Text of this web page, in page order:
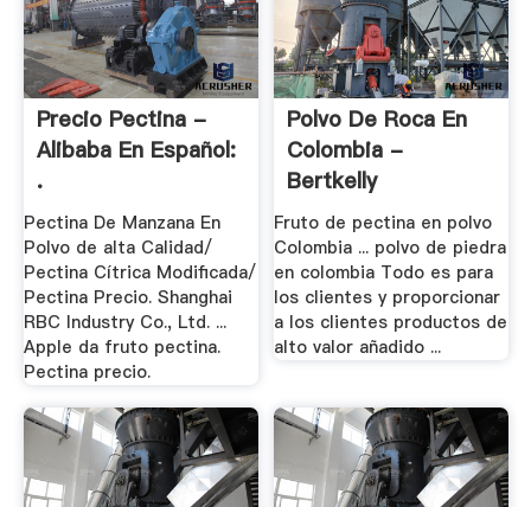
Precio Pectina -
Alibaba En Español:
.
Pectina De Manzana En
Polvo de alta Calidad/
Pectina Cítrica Modificada/
Pectina Precio. Shanghai
RBC Industry Co., Ltd. ...
Apple da fruto pectina.
Pectina precio.
Polvo De Roca En
Colombia -
Bertkelly
Fruto de pectina en polvo
Colombia ... polvo de piedra
en colombia Todo es para
los clientes y proporcionar
a los clientes productos de
alto valor añadido ...